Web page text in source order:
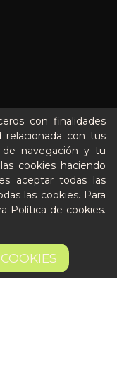
AÑADIR A LA CESTA
con finalidades
relacionada con tus
navegación y tu
cookies haciendo
aceptar todas las
las cookies. Para
Política de cookies.